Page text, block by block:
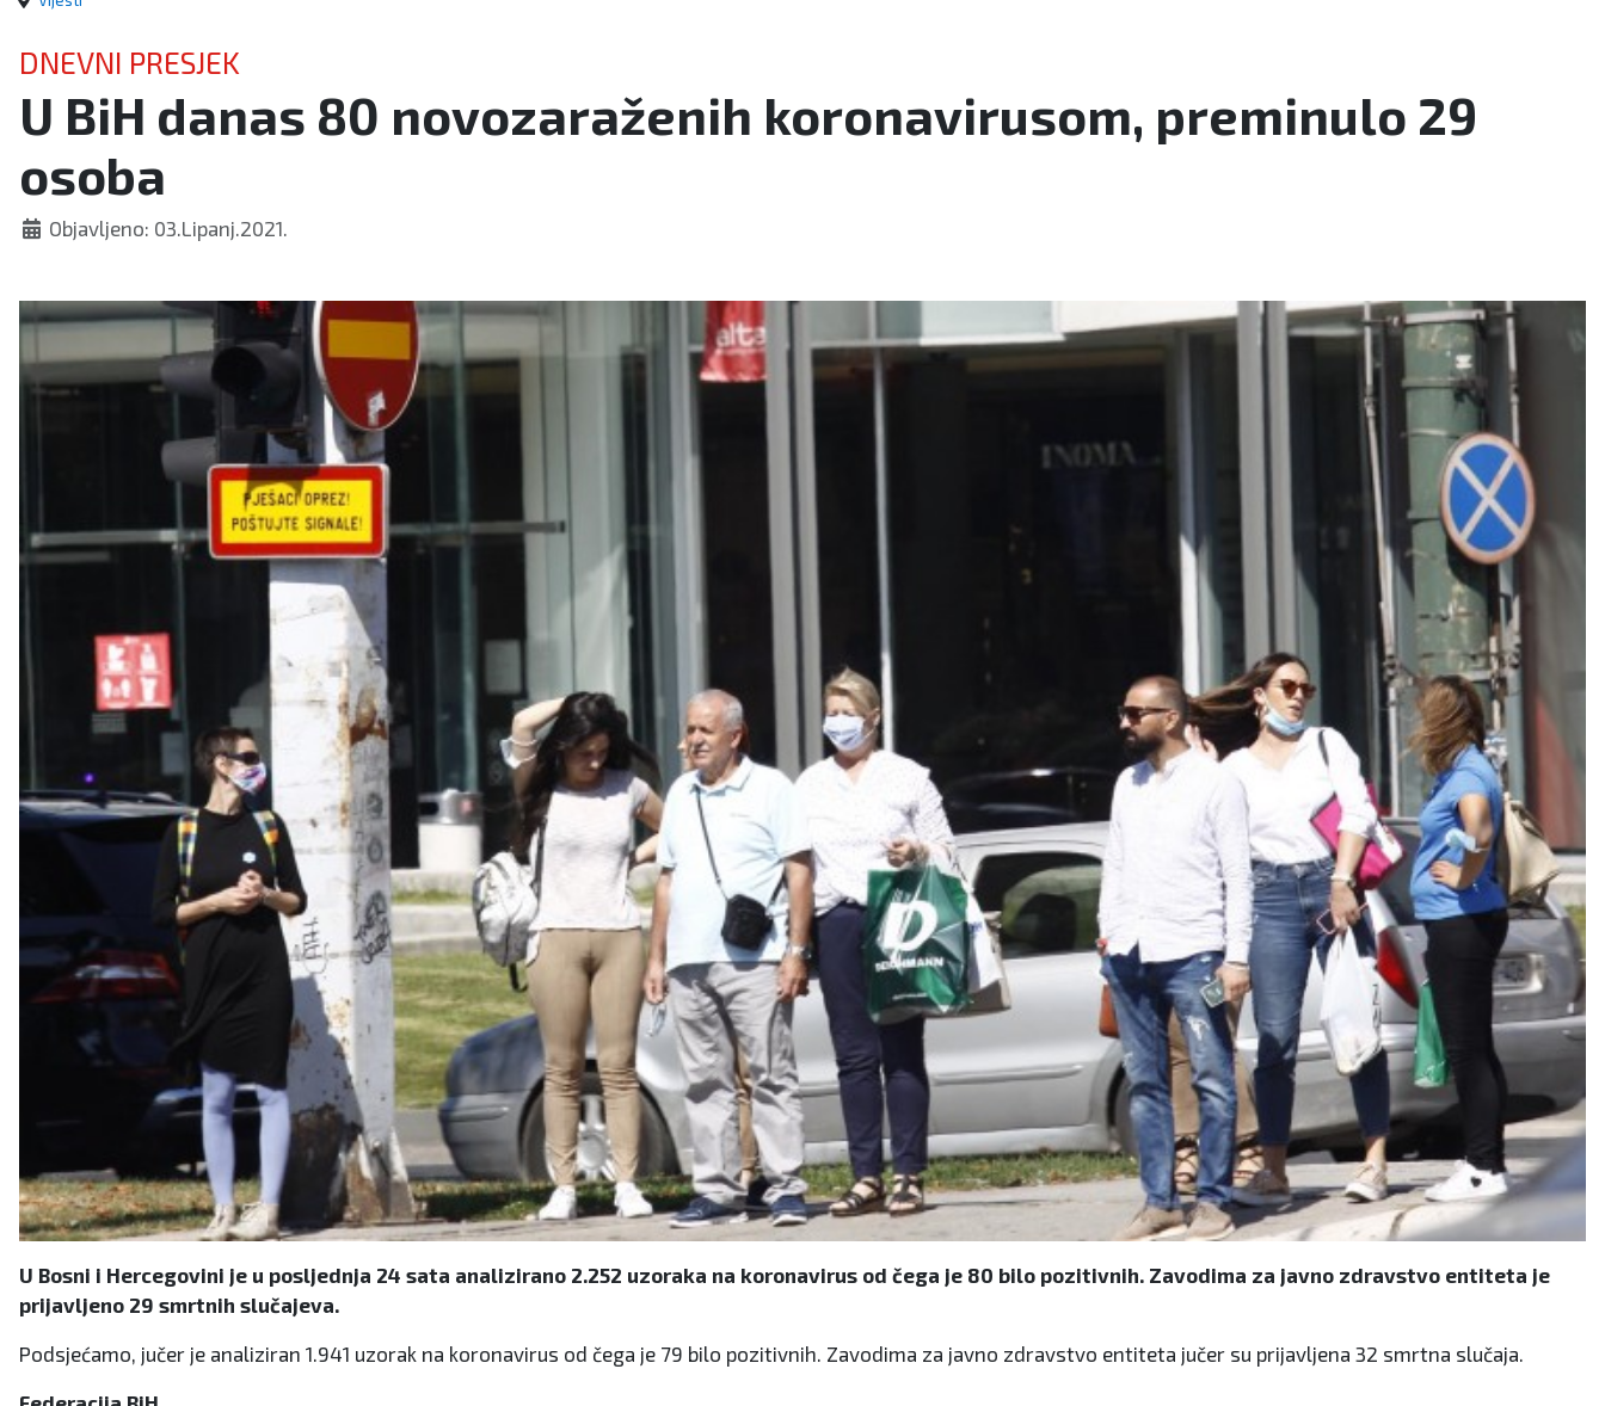
DNEVNI PRESJEK
U BiH danas 80 novozaraženih koronavirusom, preminulo 29
osoba
Objavljeno: 03.Lipanj.2021.
U Bosni i Hercegovini je u posljednja 24 sata analizirano 2.252 uzoraka na koronavirus od čega je 80 bilo pozitivnih. Zavodima za javno zdravstvo entiteta je
prijavljeno 29 smrtnih slučajeva.
Podsjećamo, jučer je analiziran 1.941 uzorak na koronavirus od čega je 79 bilo pozitivnih. Zavodima za javno zdravstvo entiteta jučer su prijavljena 32 smrtna slučaja.